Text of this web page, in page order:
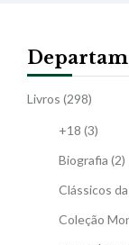
Livros (298)
+18 (3)
Biografia (2)
Clássicos
Coleção